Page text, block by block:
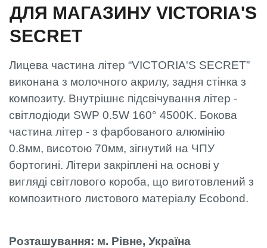
ДЛЯ МАГАЗИНУ VICTORIA'S
SECRET
Лицева частина літер “VICTORIA'S SECRET”
виконана з молочного акрилу, задня стінка з
композиту. Внутрішнє підсвічування літер -
світлодіоди SWP 0.5W 160° 4500K. Бокова
частина літер - з фарбованого алюмінію
0.8мм, висотою 70мм, зігнутий на ЧПУ
бортогині. Літери закріплені на основі у
вигляді світлового короба, що виготовлений з
композитного листового матеріалу Ecobond.
Розташування: м. Рівне, Україна